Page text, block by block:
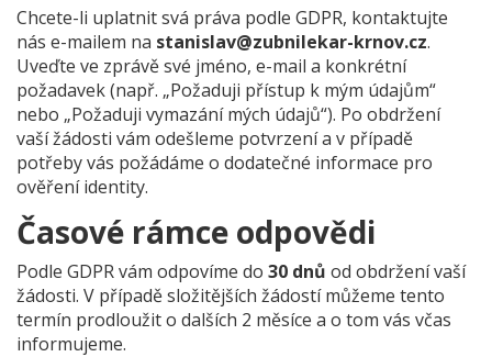
Chcete-li uplatnit svá práva podle GDPR, kontaktujte
nás e-mailem na stanislav@zubnilekar-krnov.cz.
Uveďte ve zprávě své jméno, e-mail a konkrétní
požadavek (např. „Požaduji přístup k mým údajům“
nebo „Požaduji vymazání mých údajů“). Po obdržení
vaší žádosti vám odešleme potvrzení a v případě
potřeby vás požádáme o dodatečné informace pro
ověření identity.
Časové rámce odpovědi
Podle GDPR vám odpovíme do 30 dnů od obdržení vaší
žádosti. V případě složitějších žádostí můžeme tento
termín prodloužit o dalších 2 měsíce a o tom vás včas
informujeme.